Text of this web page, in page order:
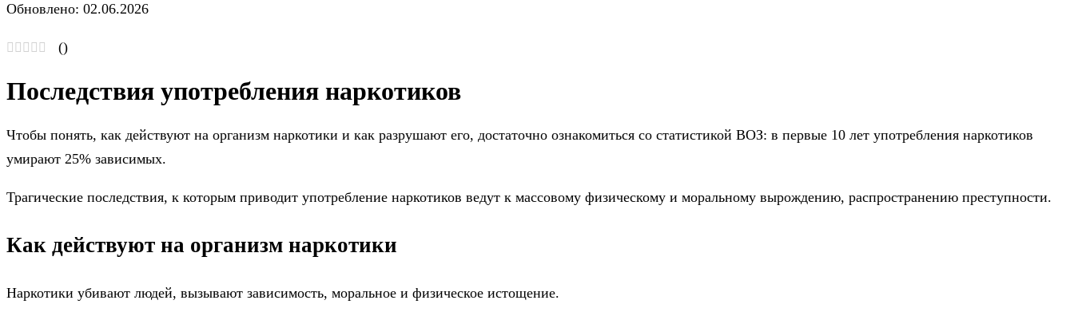
Обновлено: 02.06.2026
()
Последствия употребления наркотиков
Чтобы понять, как действуют на организм наркотики и как разрушают его, достаточно ознакомиться со статистикой ВОЗ: в первые 10 лет употребления наркотиков
умирают 25% зависимых.
Трагические последствия, к которым приводит употребление наркотиков ведут к массовому физическому и моральному вырождению, распространению преступности.
Как действуют на организм наркотики
Наркотики убивают людей, вызывают зависимость, моральное и физическое истощение.